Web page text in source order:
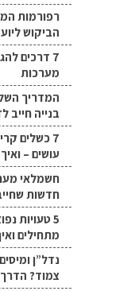
רפורמות
הביקוש
7 דרכים
מערכות
בנייה חייב
7 כשלים
עושים –
חדשות
5 טעויות
מתחילים
נדל”ן
צמוד? הדרך